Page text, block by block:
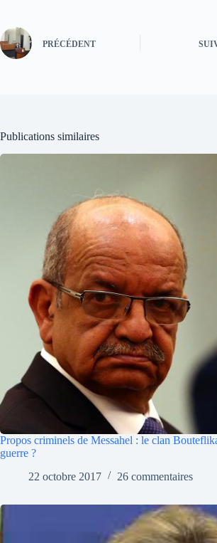
PRÉCÉDENT
Publications similaires
Propos criminels de Messahel : le clan
guerre ?
22 octobre 2017
26 commentaires